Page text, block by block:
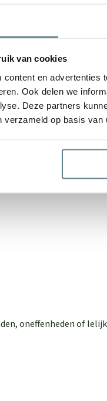
van cookies
content en
Ook delen we
Deze partners
verzameld op basis
De
plantenbakken geven
tuin. De bloembak is van
zorgvuldig
Concrete en Antique
oneffenheden of